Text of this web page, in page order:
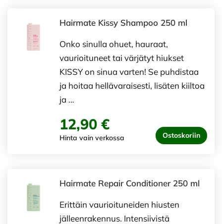
Hairmate Kissy Shampoo 250 ml
Onko sinulla ohuet, hauraat,
vaurioituneet tai värjätyt hiukset
KISSY on sinua varten! Se puhdistaa
ja hoitaa hellävaraisesti, lisäten kiiltoa
ja …
12,90 €
Hinta vain verkossa Ostoskoriin
Hairmate Repair Conditioner 250 ml
Erittäin vaurioituneiden hiusten
jälleenrakennus. Intensiivistä